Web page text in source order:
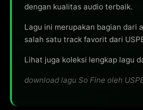
dengan kualitas audio terbaik.
Lagu ini merupakan bagian dari
salah satu track favorit dari
Lihat juga koleksi lengkap lagu
download lagu So Fine oleh